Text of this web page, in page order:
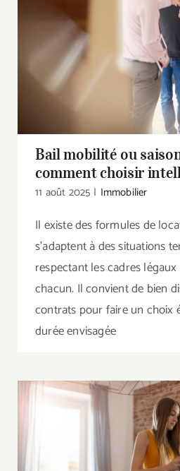
Bail mobilité ou saisonnier
Bail mobilité ou
comment choisir
11 août 2025 | Immobilier
Il existe des formules de
s’adaptent à des situations
respectant les cadres
chacun. Il convient de bien
contrats pour faire un choix
durée envisagée